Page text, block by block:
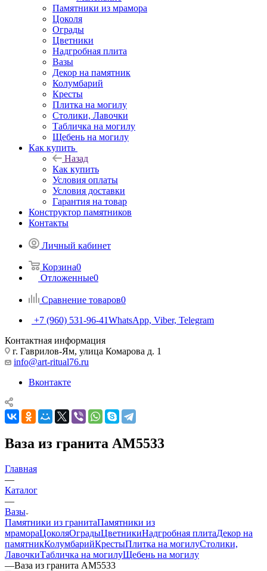
Памятники из мрамора
Цоколя
Ограды
Цветники
Надгробная плита
Вазы
Декор на памятник
Колумбарий
Кресты
Плитка на могилу
Столики, Лавочки
Табличка на могилу
Щебень на могилу
Как купить
Назад
Как купить
Условия оплаты
Условия доставки
Гарантия на товар
Конструктор памятников
Контакты
Личный кабинет
Корзина0
Отложенные0
Сравнение товаров0
+7 (960) 531-96-41WhatsApp, Viber, Telegram
Контактная информация
г. Гаврилов-Ям, улица Комарова д. 1
info@art-ritual76.ru
Вконтакте
Ваза из гранита AM5533
Главная
—
Каталог
—
Вазы
Памятники из гранитаПамятники из
мрамораЦоколяОградыЦветникиНадгробная плитаДекор на
памятникКолумбарийКрестыПлитка на могилуСтолики,
ЛавочкиТабличка на могилуЩебень на могилу
—Ваза из гранита AM5533